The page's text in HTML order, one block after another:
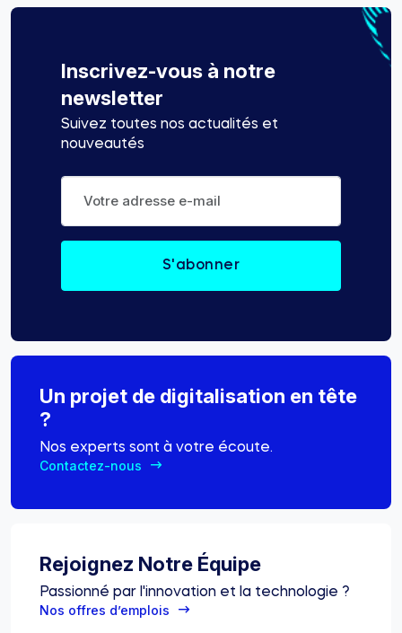
Inscrivez-vous à notre
newsletter
Suivez toutes nos actualités et
nouveautés
Un projet de digitalisation en tête
?
Nos experts sont à votre écoute.
Contactez-nous
Rejoignez Notre Équipe
Passionné par l'innovation et la technologie ?
Nos offres d’emplois